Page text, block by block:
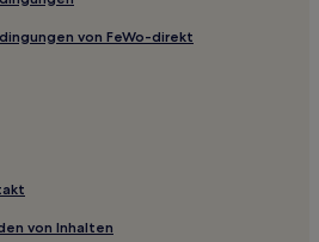
Tourismusgebiet
Ahnentempel
von FeWo-direkt
von Inhalten